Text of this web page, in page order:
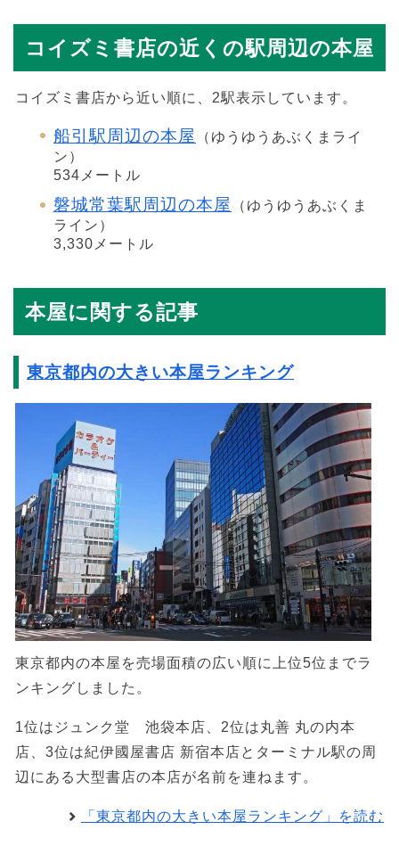
コイズミ書店の近くの駅周辺の本屋
コイズミ書店から近い順に、2駅表示しています。
船引駅周辺の本屋
（ゆうゆうあぶくまライ
ン）
534メートル
磐城常葉駅周辺の本屋
（ゆうゆうあぶくま
ライン）
3,330メートル
本屋に関する記事
東京都内の大きい本屋ランキング
東京都内の本屋を売場面積の広い順に上位5位までラ
ンキングしました。
1位はジュンク堂 池袋本店、2位は丸善 丸の内本
店、3位は紀伊國屋書店 新宿本店とターミナル駅の周
辺にある大型書店の本店が名前を連ねます。
「東京都内の大きい本屋ランキング」を読む